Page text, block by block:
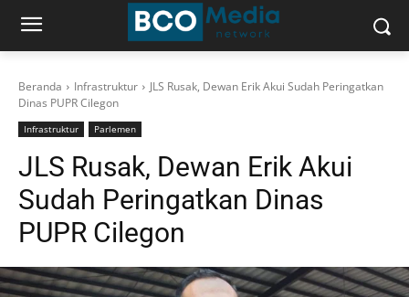
Beranda Infrastruktur
JLS Rusak, Dewan Erik Akui Sudah Peringatkan
Dinas PUPR Cilegon
Infrastruktur Parlemen
JLS Rusak, Dewan Erik Akui
Sudah Peringatkan Dinas
PUPR Cilegon